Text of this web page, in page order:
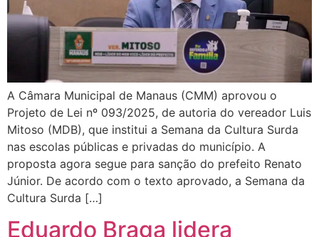
A Câmara Municipal de Manaus (CMM) aprovou o
Projeto de Lei nº 093/2025, de autoria do vereador Luis
Mitoso (MDB), que institui a Semana da Cultura Surda
nas escolas públicas e privadas do município. A
proposta agora segue para sanção do prefeito Renato
Júnior. De acordo com o texto aprovado, a Semana da
Cultura Surda […]
Eduardo Braga lidera